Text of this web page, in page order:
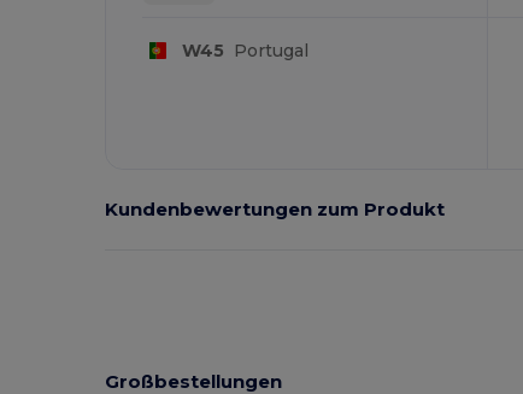
W45 Portugal
Kundenbewertungen zum Produkt
Großbestellungen